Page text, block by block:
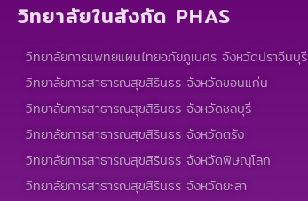
วิทยาลัยในสังกัด PHAS
วิทยาลัยการแพทย์แผนไทยอภัยภูเบศร จังหวัดปราจีนบุรี
วิทยาลัยการสาธารณสุขสิรินธร จังหวัดขอนแก่น
วิทยาลัยการสาธารณสุขสิรินธร จังหวัดชลบุรี
วิทยาลัยการสาธารณสุขสิรินธร จังหวัดตรัง
วิทยาลัยการสาธารณสุขสิรินธร จังหวัดพิษณุโลก
วิทยาลัยการสาธารณสุขสิรินธร จังหวัดยะลา